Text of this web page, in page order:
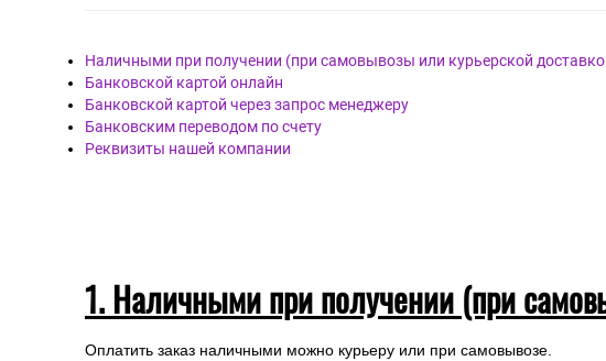
Наличными при получении (при самовывозы или курьерской
Банковской картой онлайн
Банковской картой через запрос менеджеру
Банковским переводом по счету
Реквизиты нашей компании
1. Наличными при получении (при
Оплатить заказ наличными можно курьеру или при самовывозе.